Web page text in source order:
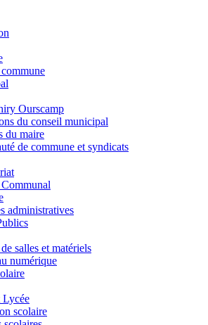
Ourscamp
du conseil municipal
du maire
de commune et syndicats
administratives
salles et matériels
numérique
Lycée
scolaire